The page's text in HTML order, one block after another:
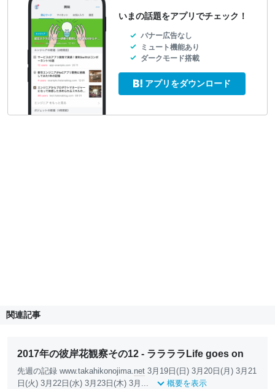
いまの話題をアプリでチェック！
バナー広告なし
ミュート機能あり
ダークモード搭載
アプリをダウンロード
関連記事
2017年の彼岸花観察その12 - ララララLife goes on
先週の記録 www.takahikonojima.net 3月19日(日) 3月20日(月) 3月21
日(火) 3月22日(水) 3月23日(木) 3月...
概要を表示